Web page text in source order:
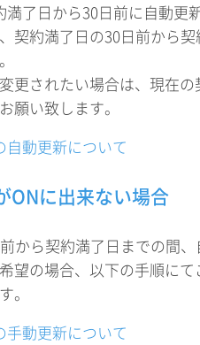
満了日から30日前に自動更
契約満了日の30日前から
更されたい場合は、現在
願い致します。
自動更新について
ONに出来ない場合
から契約満了日までの間
望の場合、以下の手順に
。
手動更新について